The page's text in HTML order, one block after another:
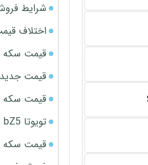
شرایط فروش
اختلاف
قیمت سکه و طلا
قیمت جدید
قیمت سکه و طلا
تویوتا bZ5 برای نخستین بار وارد بازار ایران می‌شود
قیمت سکه و